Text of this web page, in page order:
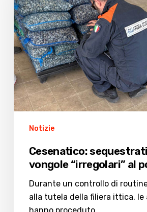
di
vongole
“irregolari”
al
porto
Notizie
Cesenatico:
vongole “irregolari” al
Durante un controllo di
alla tutela della filiera ittica, le